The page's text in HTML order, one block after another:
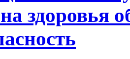
здоровья